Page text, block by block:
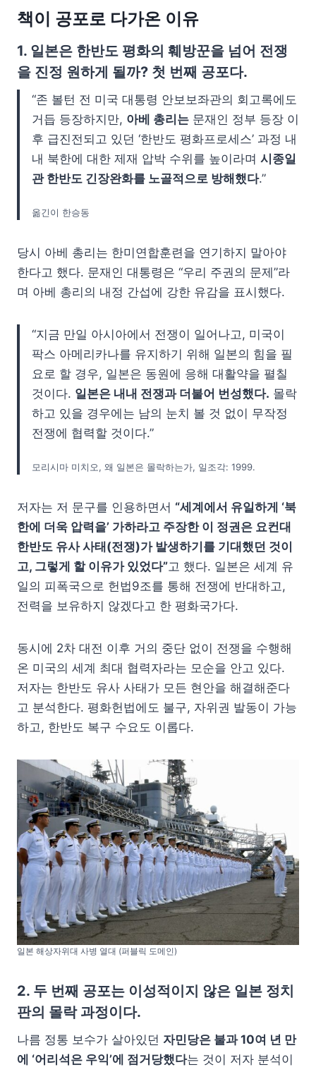
책이 공포로 다가온 이유
1. 일본은 한반도 평화의 훼방꾼을 넘어 전쟁
을 진정 원하게 될까? 첫 번째 공포다.
“존 볼턴 전 미국 대통령 안보보좌관의 회고록에도
거듭 등장하지만, 아베 총리는 문재인 정부 등장 이
후 급진전되고 있던 ‘한반도 평화프로세스’ 과정 내
내 북한에 대한 제재 압박 수위를 높이라며 시종일
관 한반도 긴장완화를 노골적으로 방해했다.”
옮긴이 한승동
당시 아베 총리는 한미연합훈련을 연기하지 말아야
한다고 했다. 문재인 대통령은 “우리 주권의 문제”라
며 아베 총리의 내정 간섭에 강한 유감을 표시했다.
“지금 만일 아시아에서 전쟁이 일어나고, 미국이
팍스 아메리카나를 유지하기 위해 일본의 힘을 필
요로 할 경우, 일본은 동원에 응해 대활약을 펼칠
것이다. 일본은 내내 전쟁과 더불어 번성했다. 몰락
하고 있을 경우에는 남의 눈치 볼 것 없이 무작정
전쟁에 협력할 것이다.”
모리시마 미치오, 왜 일본은 몰락하는가, 일조각: 1999.
저자는 저 문구를 인용하면서 “세계에서 유일하게 ‘북
한에 더욱 압력을’ 가하라고 주장한 이 정권은 요컨대
한반도 유사 사태(전쟁)가 발생하기를 기대했던 것이
고, 그렇게 할 이유가 있었다”고 했다. 일본은 세계 유
일의 피폭국으로 헌법9조를 통해 전쟁에 반대하고,
전력을 보유하지 않겠다고 한 평화국가다.
동시에 2차 대전 이후 거의 중단 없이 전쟁을 수행해
온 미국의 세계 최대 협력자라는 모순을 안고 있다.
저자는 한반도 유사 사태가 모든 현안을 해결해준다
고 분석한다. 평화헌법에도 불구, 자위권 발동이 가능
하고, 한반도 복구 수요도 이롭다.
일본 해상자위대 사병 열대 (퍼블릭 도메인)
2. 두 번째 공포는 이성적이지 않은 일본 정치
판의 몰락 과정이다.
나름 정통 보수가 살아있던 자민당은 불과 10여 년 만
에 ‘어리석은 우익’에 점거당했다는 것이 저자 분석이